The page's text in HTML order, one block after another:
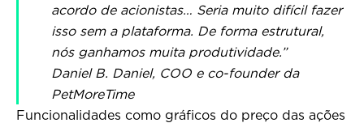
acordo de acionistas… Seria muito difícil fazer
isso sem a plataforma. De forma estrutural,
nós ganhamos muita produtividade.”
Daniel B. Daniel, COO e co-founder da
PetMoreTime
Funcionalidades como gráficos do preço das ações